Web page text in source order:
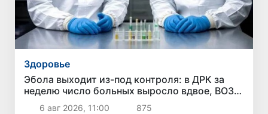
Здоровье
Эбола выходит из-под контроля: в ДРК за
неделю число больных выросло вдвое, ВОЗ
бьет тревогу
6 авг 2026, 11:00 875